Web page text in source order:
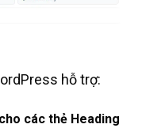
hỗ trợ:
các thẻ Heading